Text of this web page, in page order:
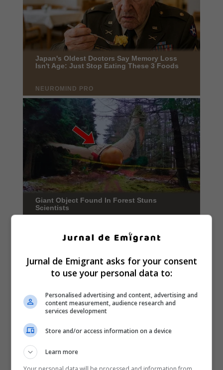
Jurnal de Emigrant asks for your consent
to use your personal data to:
Personalised advertising and content, advertising and
content measurement, audience research and
services development
Store and/or access information on a device
Learn more